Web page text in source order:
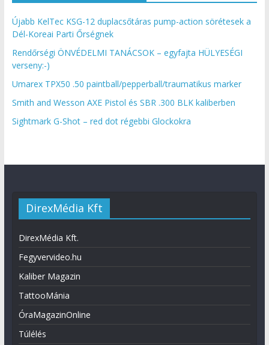
Újabb KelTec KSG-12 duplacsőtáras pump-action sörétesek a
Dél-Koreai Parti Őrségnek
Rendőrségi ÖNVÉDELMI TANÁCSOK – egyfajta HÜLYESÉGI
verseny:-)
Umarex TPX50 .50 paintball/pepperball/traumatikus marker
Smith and Wesson AXE Pistol és SBR .300 BLK kaliberben
Sightmark G-Shot – red dot régebbi Glockokra
DirexMédia Kft
DirexMédia Kft.
Fegyvervideo.hu
Kaliber Magazin
TattooMánia
ÓraMagazinOnline
Túlélés